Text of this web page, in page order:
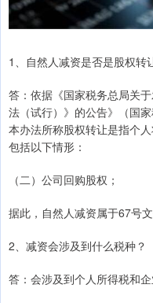
1、自然人减资是否是股权转
答：依据《国家税务总局关
法（试行）》的公告》（国
本办法所称股权转让是指个
包括以下情形：
（二）公司回购股权；
据此，自然人减资属于67号
2、减资会涉及到什么税种？
答：会涉及到个人所得税和